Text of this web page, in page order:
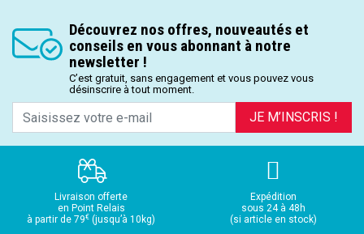
Découvrez nos offres, nouveautés et
conseils en vous abonnant à notre
newsletter !
C’est gratuit, sans engagement et vous pouvez vous
désinscrire à tout moment.
JE M’INSCRIS !
Livraison offerte
en Point Relais
à partir de 79€ (jusqu’à 10kg)
Expédition
sous 24 à 48h
(si article en stock)